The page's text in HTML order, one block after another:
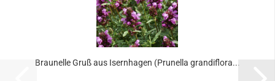
Braunelle Gruß aus Isernhagen (Prunella grandiflora...